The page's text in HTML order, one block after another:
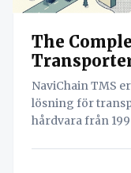
The
NaviChain TMS
lösning för
hårdvara från